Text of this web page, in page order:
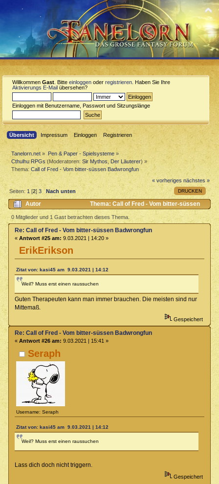
Willkommen Gast . Bitte einloggen oder registrieren . Haben Sie Ihre
Aktivierungs E-Mail übersehen?
Einloggen mit Benutzername, Passwort und Sitzungslänge
Übersicht Impressum Einloggen Registrieren
Tanelorn.net » Pen & Paper - Spielsysteme»
Cthulhu RPGs (Moderatoren:Sir Mythos, Der Läuterer) »
Thema:Call of Fred - Vom bitter-süssen Badwrongfun
« vorheriges nächstes »
DRUCKEN
Seiten:1 [2]3 Nach unten
Autor
Thema: Call of Fred - Vom bitter-süssen
Badwrongfun (Gelesen 11665 mal)
0 Mitglieder und 1 Gast betrachten dieses Thema.
ErikErikson
Re: Call of Fred - Vom bitter-süssen Badwrongfun
« Antwort #25 am: 9.03.2021 | 14:20 »
Zitat von: kasi45 am 9.03.2021 | 14:12
Weil? Muss erst einen raussuchen
Guten Therapeuten kann man immer brauchen. Die meisten sind nur
Mittemaß.
Gespeichert
Seraph
Username: Seraph
Re: Call of Fred - Vom bitter-süssen Badwrongfun
« Antwort #26 am: 9.03.2021 | 15:41 »
Zitat von: kasi45 am 9.03.2021 | 14:12
Weil? Muss erst einen raussuchen
Lass dich doch nicht triggern.
Gespeichert